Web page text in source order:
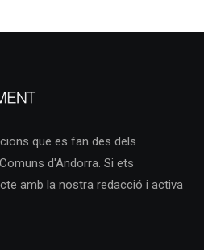
que es fan des dels
d'Andorra. Si ets
amb la nostra redacció i activa